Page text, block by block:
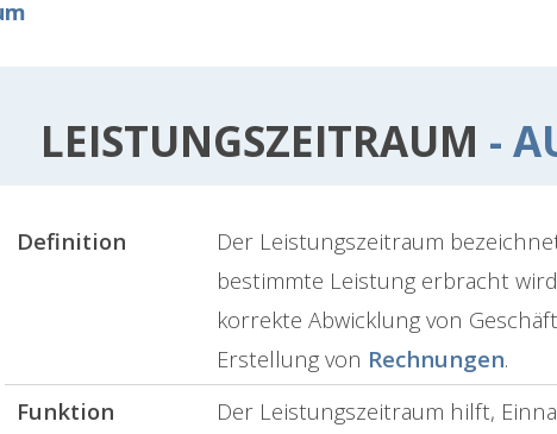
LEISTUNGSZEITRAUM -
Definition
Der Leistungszeitraum
bestimmte Leistung erbracht
korrekte Abwicklung von
Erstellung von Rechnungen.
Funktion
Der Leistungszeitraum hilft,